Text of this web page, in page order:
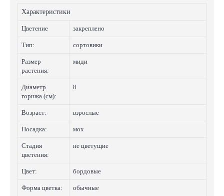
Характеристики
Цветение закреплено
Тип: сортовики
Размер
растения:
миди
Диаметр
горшка (см):
8
Возраст: взрослые
Посадка: мох
Стадия
цветения:
не цветущие
Цвет: бордовые
Форма цветка: обычные